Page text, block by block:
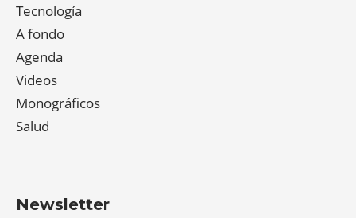
Tecnología
A fondo
Agenda
Videos
Monográficos
Salud
Newsletter